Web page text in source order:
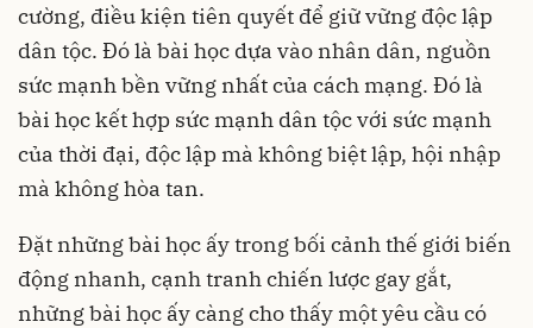
cường, điều kiện tiên quyết để giữ vững độc lập
dân tộc. Đó là bài học dựa vào nhân dân, nguồn
sức mạnh bền vững nhất của cách mạng. Đó là
bài học kết hợp sức mạnh dân tộc với sức mạnh
của thời đại, độc lập mà không biệt lập, hội nhập
mà không hòa tan.
Đặt những bài học ấy trong bối cảnh thế giới biến
động nhanh, cạnh tranh chiến lược gay gắt,
những bài học ấy càng cho thấy một yêu cầu có